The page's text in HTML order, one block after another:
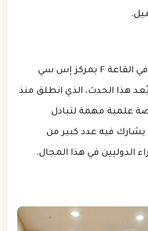
أُقيم المؤتمر في القاعة F بمركز إس سي
هذا الحدث، الذي انطلق منذ
منصة علمية مهمة لتبادل
يشارك فيه عدد كبير من
الدوليين في هذا المجال.